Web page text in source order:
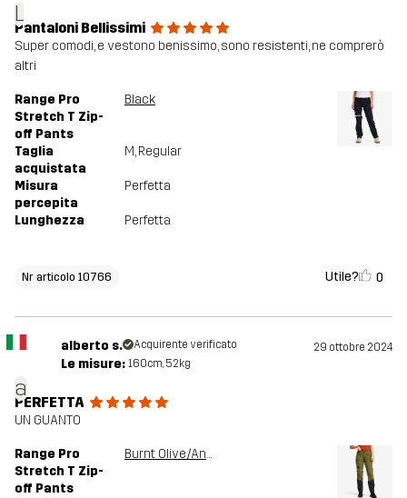
L
Pantaloni Bellissimi
Super comodi, e vestono benissimo, sono resistenti, ne comprerò
altri
Range Pro
Stretch T Zip-
off Pants
Black
Taglia
acquistata
M, Regular
Misura
percepita
Perfetta
Lunghezza Perfetta
Nr articolo 10766 Utile? 0
a
alberto s. Acquirente verificato 29 ottobre 2024
Le misure: 160cm, 52kg
PERFETTA
UN GUANTO
Range Pro
Stretch T Zip-
off Pants
Burnt Olive/Anthracite